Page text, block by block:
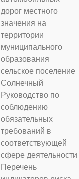
дорог местного
значения на
территории
муниципального
образования
сельское поселение
Солнечный
Руководство по
соблюдению
обязательных
требований в
соответствующей
сфере деятельности
Перечень